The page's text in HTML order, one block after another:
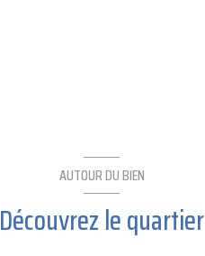
AUTOUR DU BIEN
Découvrez le quartier